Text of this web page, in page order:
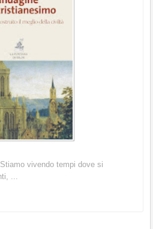
vivendo tempi dove si
...